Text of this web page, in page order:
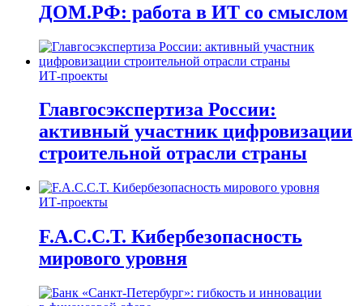
ДОМ.РФ: работа в ИТ со смыслом
ИТ-проекты
Главгосэкспертиза России:
активный участник цифровизации
строительной отрасли страны
ИТ-проекты
F.A.C.C.T. Кибербезопасность
мирового уровня